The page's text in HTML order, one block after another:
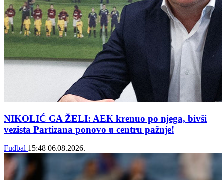
NIKOLIĆ GA ŽELI: AEK krenuo po njega, bivši
vezista Partizana ponovo u centru pažnje!
Fudbal 15:48 06.08.2026.